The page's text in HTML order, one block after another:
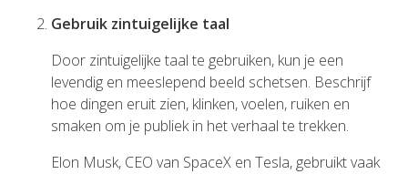
Gebruik zintuigelijke taal
Door zintuigelijke taal te gebruiken, kun je een
levendig en meeslepend beeld schetsen. Beschrijf
hoe dingen eruit zien, klinken, voelen, ruiken en
smaken om je publiek in het verhaal te trekken.
Elon Musk, CEO van SpaceX en Tesla, gebruikt vaak